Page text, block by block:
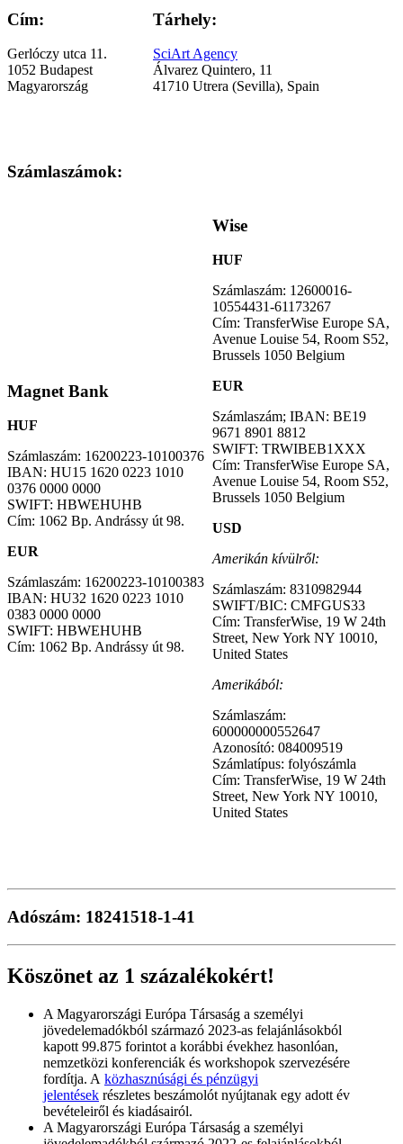
Cím:
Gerlóczy utca 11.
1052 Budapest
Magyarország
Tárhely:
SciArt Agency
Álvarez Quintero, 11
41710 Utrera (Sevilla), Spain
Számlaszámok:
Magnet Bank
HUF
Számlaszám: 16200223-10100376
IBAN: HU15 1620 0223 1010
0376 0000 0000
SWIFT: HBWEHUHB
Cím: 1062 Bp. Andrássy út 98.
EUR
Számlaszám: 16200223-10100383
IBAN: HU32 1620 0223 1010
0383 0000 0000
SWIFT: HBWEHUHB
Cím: 1062 Bp. Andrássy út 98.
Wise
HUF
Számlaszám: 12600016-
10554431-61173267
Cím: TransferWise Europe SA,
Avenue Louise 54, Room S52,
Brussels 1050 Belgium
EUR
Számlaszám; IBAN: BE19
9671 8901 8812
SWIFT: TRWIBEB1XXX
Cím: TransferWise Europe SA,
Avenue Louise 54, Room S52,
Brussels 1050 Belgium
USD
Amerikán kívülről:
Számlaszám: 8310982944
SWIFT/BIC: CMFGUS33
Cím: TransferWise, 19 W 24th
Street, New York NY 10010,
United States
Amerikából:
Számlaszám:
600000000552647
Azonosító: 084009519
Számlatípus: folyószámla
Cím: TransferWise, 19 W 24th
Street, New York NY 10010,
United States
Adószám: 18241518-1-41
Köszönet az 1 százalékokért!
A Magyarországi Európa Társaság a személyi
jövedelemadókból származó 2023-as felajánlásokból
kapott 99.875 forintot a korábbi évekhez hasonlóan,
nemzetközi konferenciák és workshopok szervezésére
fordítja. A közhasznúsági és pénzügyi
jelentések részletes beszámolót nyújtanak egy adott év
bevételeiről és kiadásairól.
A Magyarországi Európa Társaság a személyi